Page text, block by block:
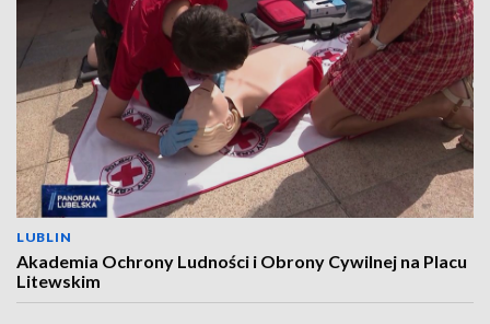
LUBLIN
Akademia Ochrony Ludności i Obrony Cywilnej na Placu
Litewskim